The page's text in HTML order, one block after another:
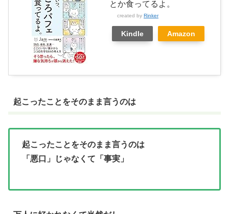
とか食ってるよ。
created by Rinker
Kindle Amazon
起こったことをそのまま言うのは
起こったことをそのまま言うのは
「悪口」じゃなくて「事実」